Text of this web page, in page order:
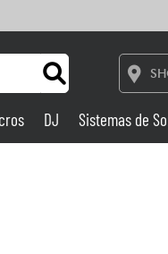
DJ Sistemas de